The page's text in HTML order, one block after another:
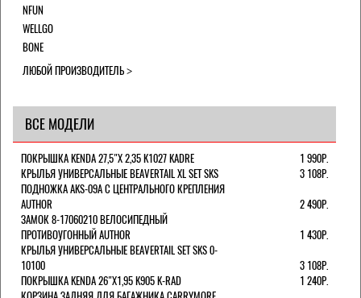
NFUN
WELLGO
BONE
ЛЮБОЙ ПРОИЗВОДИТЕЛЬ
ВСЕ МОДЕЛИ
ПОКРЫШКА KENDA 27,5"Х 2,35 K1027 KADRE
1 990Р.
КРЫЛЬЯ УНИВЕРСАЛЬНЫЕ BEAVERTAIL XL SET SKS
3 108Р.
ПОДНОЖКА AKS-09A C ЦЕНТРАЛЬНОГО КРЕПЛЕНИЯ
AUTHOR
2 490Р.
ЗАМОК 8-17060210 ВЕЛОСИПЕДНЫЙ
ПРОТИВОУГОННЫЙ AUTHOR
1 430Р.
КРЫЛЬЯ УНИВЕРСАЛЬНЫЕ BEAVERTAIL SET SKS 0-
10100
3 108Р.
ПОКРЫШКА KENDA 26"Х1,95 K905 K-RAD
1 240Р.